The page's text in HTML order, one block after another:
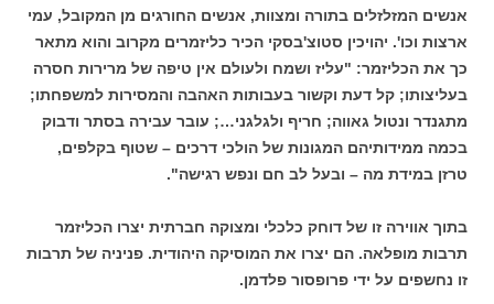
אנשים המזלזלים בתורה ומצוות, אנשים החורגים מן המקובל, עמי
ארצות וכו'. יהויכין סטוצ'בסקי הכיר כליזמרים מקרוב והוא מתאר
כך את הכליזמר: "עליז ושמח ולעולם אין טיפה של מרירות חסרה
בעליצותו; קל דעת וקשור בעבותות האהבה והמסירות למשפחתו;
מתגנדר ונטול גאווה; חריף ולגלגני…; עובר עבירה בסתר ודבוק
בכמה ממידותיהם המגונות של הולכי דרכים – שטוף בקלפים,
טרזן במידת מה – ובעל לב חם ונפש רגישה".
בתוך אווירה זו של דוחק כלכלי ומצוקה חברתית יצרו הכליזמר
תרבות מופלאה. הם יצרו את המוסיקה היהודית. פניניה של תרבות
זו נחשפים על ידי פרופסור פלדמן.